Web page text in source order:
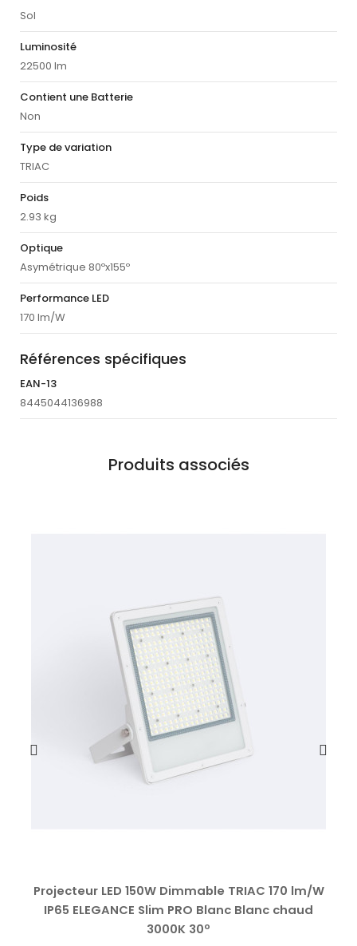
Sol
Luminosité
22500 lm
Contient une Batterie
Non
Type de variation
TRIAC
Poids
2.93 kg
Optique
Asymétrique 80ºx155º
Performance LED
170 lm/W
Références spécifiques
EAN-13
8445044136988
Produits associés
Projecteur LED 150W Dimmable TRIAC 170 lm/W
IP65 ELEGANCE Slim PRO Blanc Blanc chaud
3000K 30º